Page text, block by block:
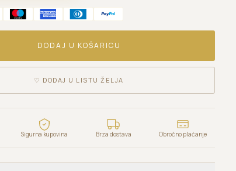
DODAJ U KOŠARICU
♡ DODAJ U LISTU ŽELJA
Sigurna kupovina Brza dostava Obročno plaćanje